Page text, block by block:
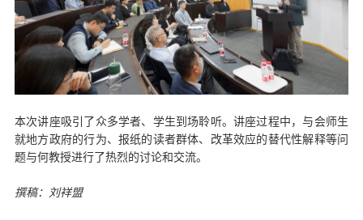
本次讲座吸引了众多学者、学生到场聆听。讲座过程中，与会师生
就地方政府的行为、报纸的读者群体、改革效应的替代性解释等问
题与何教授进行了热烈的讨论和交流。
撰稿：刘祥盟